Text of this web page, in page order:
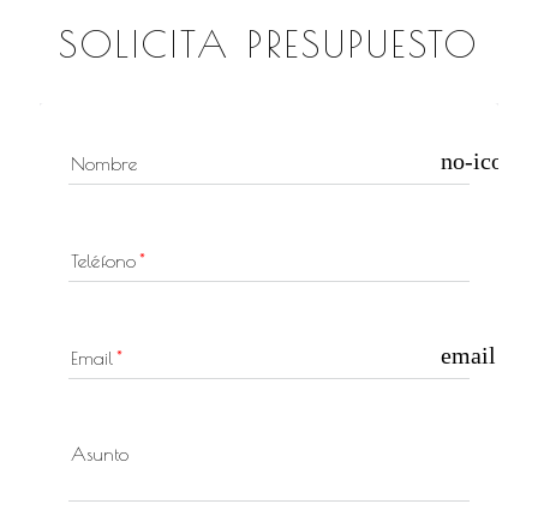
SOLICITA PRESUPUESTO
Nombre no-icon
Teléfono
Email email
Asunto